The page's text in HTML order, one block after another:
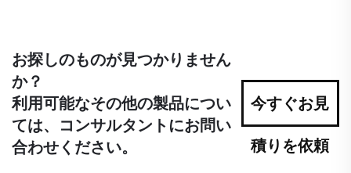
お探しのものが見つかりません
か？
利用可能なその他の製品につい
ては、コンサルタントにお問い
合わせください。
今すぐお見
積りを依頼